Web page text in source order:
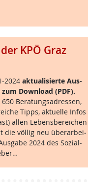
KPÖ Graz
2024ak­tua­li­sier­te Aus­
zum Down­load (PDF).
650 Be­ra­tungsadres­sen,
Tipps, ak­tu­el­le In­fos
al­len Le­bens­be­rei­chen
die völ­lig neu über­ar­bei­
2024 des So­zial­